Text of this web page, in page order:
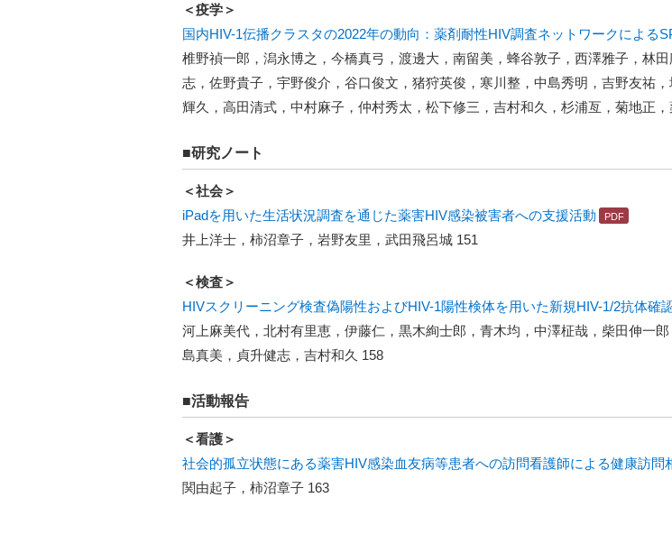
＜疫学＞
国内HIV-1伝播クラスタの2022年の動向：薬剤耐性HIV調査ネットワークによる
椎野禎一郎，潟永博之，今橋真弓，渡邊大，南留美，蜂谷敦子，西澤雅子，林
志，佐野貴子，宇野俊介，谷口俊文，猪狩英俊，寒川整，中島秀明，吉野友祐
輝久，高田清式，中村麻子，仲村秀太，松下修三，吉村和久，杉浦亙，菊地正
■研究ノート
＜社会＞
iPadを用いた生活状況調査を通じた薬害HIV感染被害者への支援活動
井上洋士，柿沼章子，岩野友里，武田飛呂城 151
＜検査＞
HIVスクリーニング検査偽陽性およびHIV-1陽性検体を用いた新規HIV-1/2抗体確
河上麻美代，北村有里恵，伊藤仁，黒木絢士郎，青木均，中澤柾哉，柴田伸一
島真美，貞升健志，吉村和久 158
■活動報告
＜看護＞
社会的孤立状態にある薬害HIV感染血友病等患者への訪問看護師による健康訪
関由起子，柿沼章子 163